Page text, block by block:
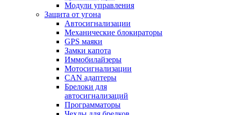
Модули управления
Защита от угона
Автосигнализации
Механические блoкираторы
GPS маяки
Замки капота
Иммобилайзеры
Мотосигнализации
CAN адаптеры
Брелоки для
автосигнализаций
Программаторы